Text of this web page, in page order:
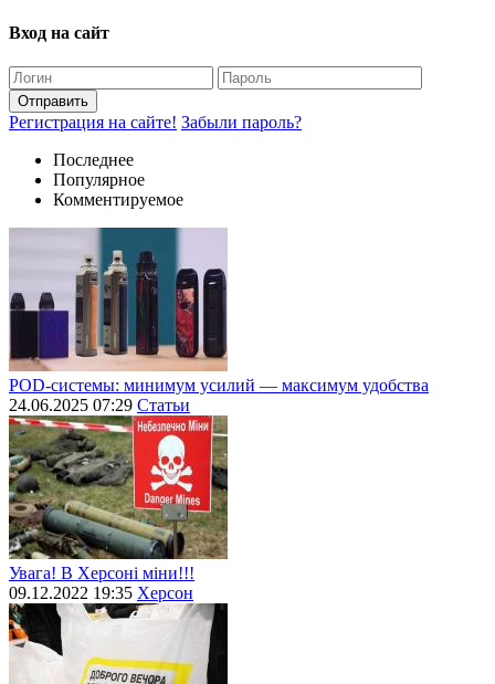
Вход на сайт
Отправить
Регистрация на сайте! Забыли пароль?
Последнее
Популярное
Комментируемое
POD-системы: минимум усилий — максимум удобства
24.06.2025 07:29 Статьи
Увага! В Херсоні міни!!!
09.12.2022 19:35 Херсон